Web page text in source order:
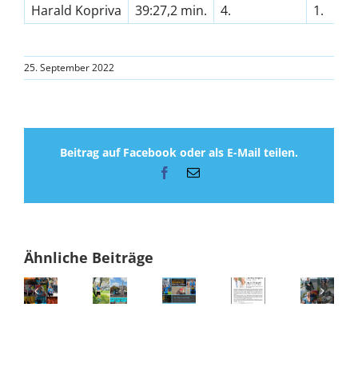
Harald Kopriva
39:27,2 min. 4. 1.
25. September 2022
Beitrag auf Facebook oder als E-Mail teilen.
Facebook
E-
Ähnliche Beiträge